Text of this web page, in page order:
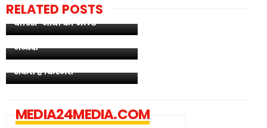
RELATED POSTS
राहत के संकेत, 16 राज्यों में
बारिश-आंधी का अलर्ट
BJP का बड़ा संगठनात्मक
फेरबदल, 4 राज्यों में बदले प्रदेश
अध्यक्ष
जून 2026 में ग्रहों का बड़ा
उलटफेर, 7 बड़े गोचर बदल
सकते हैं किस्मत
MEDIA24MEDIA.COM